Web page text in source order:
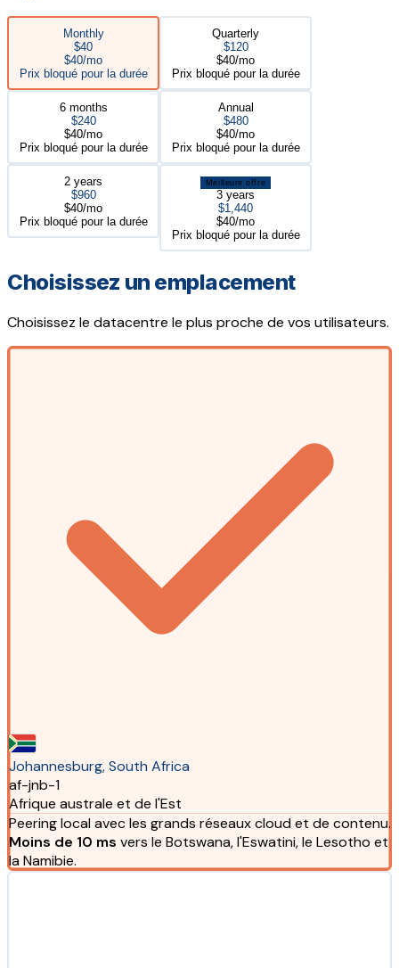
Monthly
$40
$40/mo
Prix bloqué pour la durée
Quarterly
$120
$40/mo
Prix bloqué pour la durée
6 months
$240
$40/mo
Prix bloqué pour la durée
Annual
$480
$40/mo
Prix bloqué pour la durée
2 years
$960
$40/mo
Prix bloqué pour la durée
Meilleure offre
3 years
$1,440
$40/mo
Prix bloqué pour la durée
Choisissez un emplacement
Choisissez le datacentre le plus proche de vos utilisateurs.
Johannesburg, South Africa
af-jnb-1
Afrique australe et de l'Est
Peering local avec les grands réseaux cloud et de contenu.
Moins de 10 ms vers le Botswana, l'Eswatini, le Lesotho et
la Namibie.